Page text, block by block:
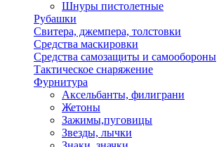
Шнуры пистолетные
Рубашки
Свитера, джемпера, толстовки
Средства маскировки
Средства самозащиты и самообороны
Тактическое снаряжение
Фурнитура
Аксельбанты, филиграни
Жетоны
Зажимы,пуговицы
Звезды, лычки